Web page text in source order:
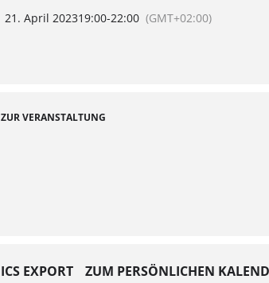
21. April 202319:00-22:00 (GMT+02:00)
ZUR VERANSTALTUNG
ICS EXPORT ZUM PERSÖNLICHEN